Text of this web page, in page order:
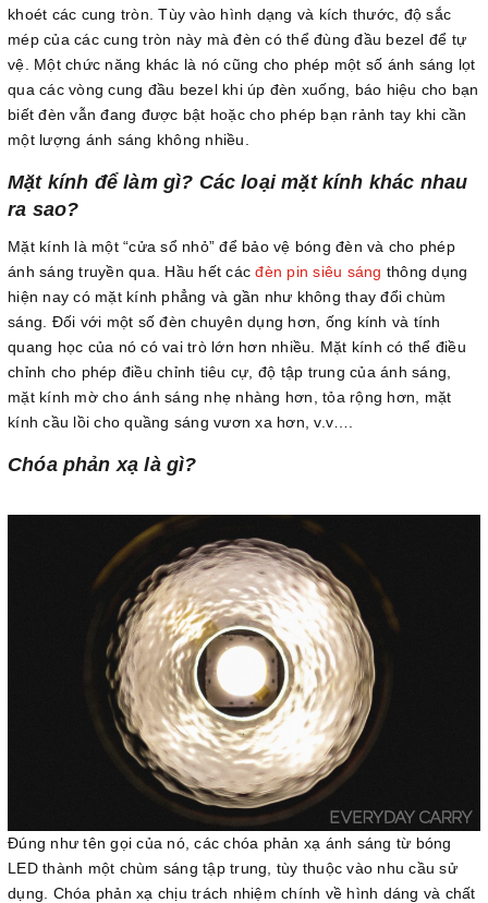
khoét các cung tròn. Tùy vào hình dạng và kích thước, độ sắc
mép của các cung tròn này mà đèn có thể đùng đầu bezel để tự
vệ. Một chức năng khác là nó cũng cho phép một số ánh sáng lọt
qua các vòng cung đầu bezel khi úp đèn xuống, báo hiệu cho bạn
biết đèn vẫn đang được bật hoặc cho phép bạn rảnh tay khi cần
một lượng ánh sáng không nhiều.
Mặt kính để làm gì? Các loại mặt kính khác nhau
ra sao?
Mặt kính là một “cửa sổ nhỏ” để bảo vệ bóng đèn và cho phép
ánh sáng truyền qua. Hầu hết cácđèn pin siêu sáng thông dụng
hiện nay có mặt kính phẳng và gần như không thay đổi chùm
sáng. Đối với một số đèn chuyên dụng hơn, ống kính và tính
quang học của nó có vai trò lớn hơn nhiều. Mặt kính có thể điều
chỉnh cho phép điều chỉnh tiêu cự, độ tập trung của ánh sáng,
mặt kính mờ cho ánh sáng nhẹ nhàng hơn, tỏa rộng hơn, mặt
kính cầu lồi cho quầng sáng vươn xa hơn, v.v….
Chóa phản xạ là gì?
Đúng như tên gọi của nó, các chóa phản xạ ánh sáng từ bóng
LED thành một chùm sáng tập trung, tùy thuộc vào nhu cầu sử
dụng. Chóa phản xạ chịu trách nhiệm chính về hình dáng và chất